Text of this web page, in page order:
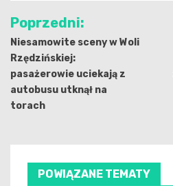
Nawigacja
wpisu
Poprzedni:
Niesamowite sceny w Woli
Rzędzińskiej:
pasażerowie uciekają z
autobusu utknął na
torach
POWIĄZANE TEMATY